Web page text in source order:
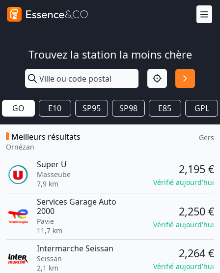
Trouvez la station la moins chère
GO E10 SP95 SP98 E85 GPL
Meilleurs résultats
Ornézan
Gers
Super U
Masseube
7,9 km
2,195 €
Vérifié aujourd'hui
Services Garage Auto
2000
Pavie
11,7 km
2,250 €
Vérifié aujourd'hui
Intermarche Seissan
Seissan
2,1 km
2,264 €
Vérifié aujourd'hui